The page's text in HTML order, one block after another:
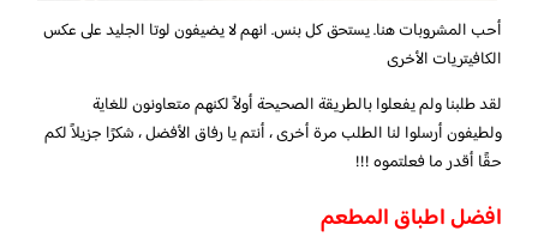
أحب المشروبات هنا. يستحق كل بنس. انهم لا يضيفون لوتا الجليد على عكس
الكافيتريات الأخرى
لقد طلبنا ولم يفعلوا بالطريقة الصحيحة أولاً لكنهم متعاونون للغاية
ولطيفون أرسلوا لنا الطلب مرة أخرى ، أنتم يا رفاق الأفضل ، شكرًا جزيلاً لكم
حقًا أقدر ما فعلتموه !!!
افضل اطباق المطعم